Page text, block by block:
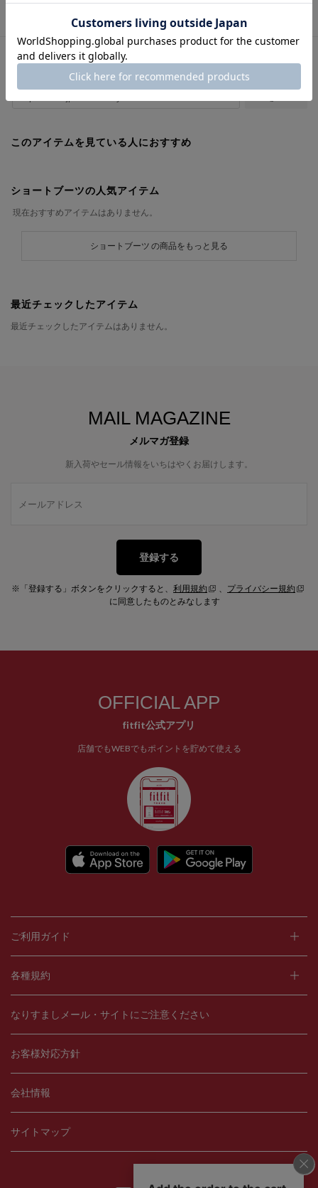
この商品に関するお問い合わせ
このアイテムを見ている人におすすめ
ショートブーツの人気アイテム
現在おすすめアイテムはありません。
ショートブーツ の商品をもっと見る
最近チェックしたアイテム
最近チェックしたアイテムはありません。
MAIL MAGAZINE
メルマガ登録
新入荷やセール情報をいちはやくお届けします。
登録する
※「登録する」ボタンをクリックすると、 利用規約 、 プライバシー規約
に同意したものとみなします
OFFICIAL APP
fitfit公式アプリ
店舗でもWEBでもポイントを貯めて使える
ご利用ガイド
各種規約
なりすましメール・サイトにご注意ください
お客様対応方針
会社情報
サイトマップ